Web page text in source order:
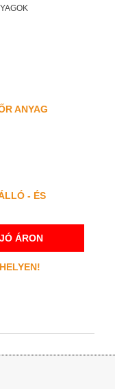
ANYAG
- ÉS
ÁRON